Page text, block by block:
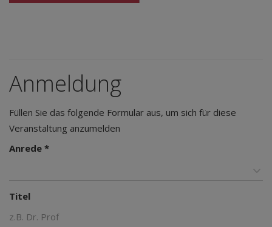
Anmeldung
Füllen Sie das folgende Formular aus, um sich für diese
Veranstaltung anzumelden
Anrede *
Titel